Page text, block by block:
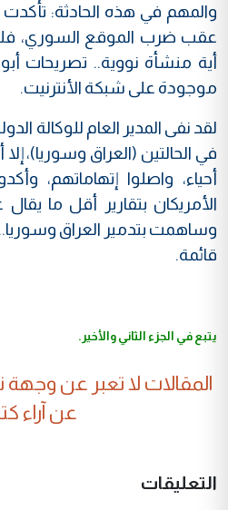
والمهم في هذه الحادثة:
عقب ضرب الموقع السوري،
أية منشأة نووية.. تصريحات
موجودة على شبكة الأنترنيت.
لقد نفى المدير العام للوكالة
في الحالتين (العراق وسوريا)،
أحياء، واصلوا إتهاماتهم،
الأمريكان بتقارير أقل ما
وساهمت بتدمير العراق وسوريا..
قائمة.
يتبع في الجزء الثاني والأخير.
المقالات لا تعبر عن وجهة
عن آراء
التعليقات